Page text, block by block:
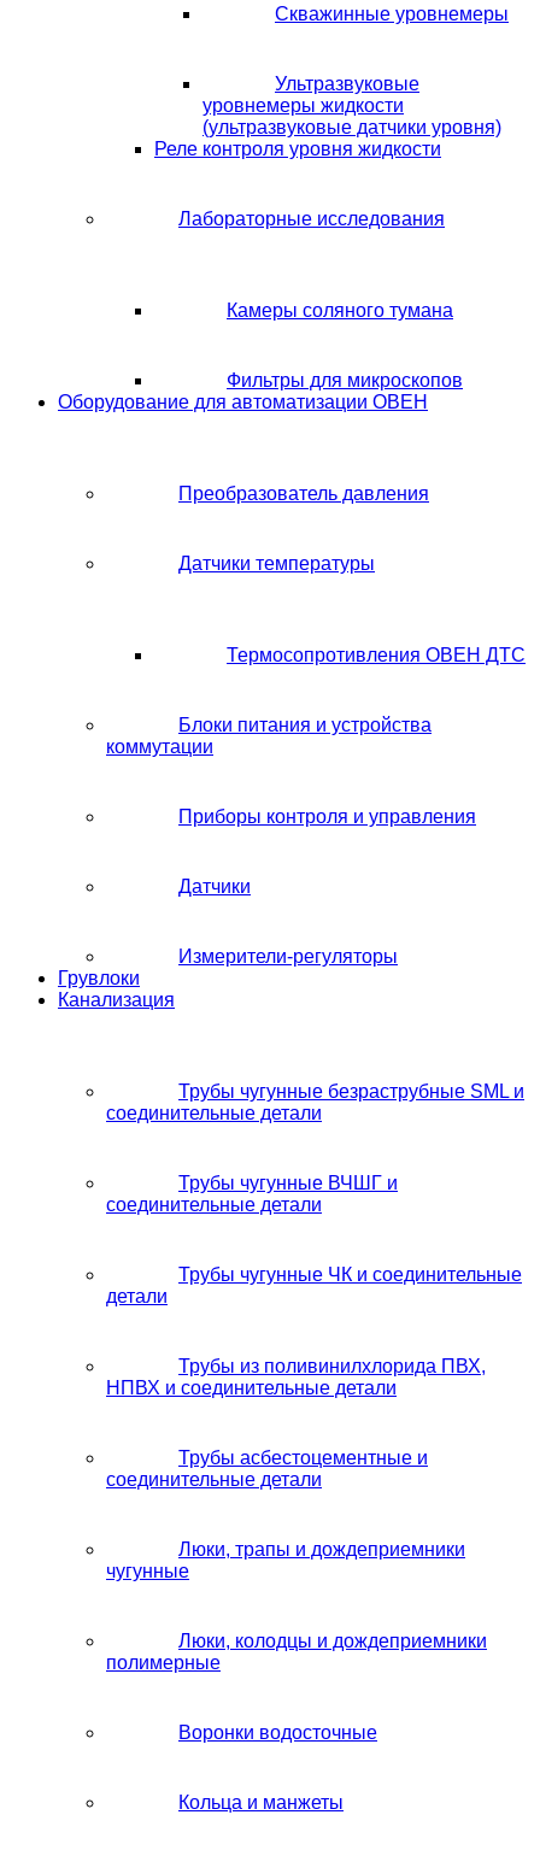
Скважинные уровнемеры
Ультразвуковые
уровнемеры жидкости
(ультразвуковые датчики уровня)
Реле контроля уровня жидкости
Лабораторные исследования
Камеры соляного тумана
Фильтры для микроскопов
Оборудование для автоматизации ОВЕН
Преобразователь давления
Датчики температуры
Термосопротивления ОВЕН ДТС
Блоки питания и устройства
коммутации
Приборы контроля и управления
Датчики
Измерители-регуляторы
Грувлоки
Канализация
Трубы чугунные безраструбные SML и
соединительные детали
Трубы чугунные ВЧШГ и
соединительные детали
Трубы чугунные ЧК и соединительные
детали
Трубы из поливинилхлорида ПВХ,
НПВХ и соединительные детали
Трубы асбестоцементные и
соединительные детали
Люки, трапы и дождеприемники
чугунные
Люки, колодцы и дождеприемники
полимерные
Воронки водосточные
Кольца и манжеты